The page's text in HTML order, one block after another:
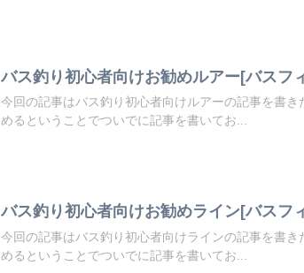
バス釣り初心者向けお勧めルアー[バスフ
今回の記事はバス釣り初心者向けルアーの記事を書
めるということでついでに記事を書いてお...
バス釣り初心者向けお勧めライン[バスフ
今回の記事はバス釣り初心者向けラインの記事を書
めるということでついでに記事を書いてお...